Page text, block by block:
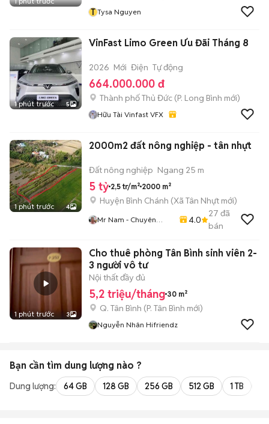
T Tysa Nguyen
1 phút trước 5
VinFast Limo Green Ưu Đãi Tháng 8
2026 Mới Điện Tự động
664.000.000 đ
Thành phố Thủ Đức (P. Long Bình mới)
Hữu Tài Vinfast VFX
1 phút trước 4
2000m2 đất nông nghiệp - tân nhựt
Đất nông nghiệp Ngang 25 m
5 tỷ 2,5 tr/m² 2000 m²
Huyện Bình Chánh (Xã Tân Nhựt mới)
Mr Nam - Chuyên
4.0
27 đã
bán
1 phút trước 3
Cho thuê phòng Tân Bình sinh viên 2-
3 người vô tư
Nội thất đầy đủ
5,2 triệu/tháng 30 m²
Q. Tân Bình (P. Tân Bình mới)
Nguyễn Nhân Hifriendz
Bạn cần tìm dung lượng nào ?
Dung lượng: 64 GB 128 GB 256 GB 512 GB 1 TB